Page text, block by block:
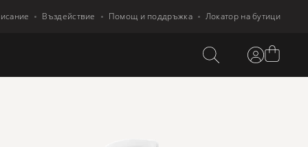
Въздействие Помощ и поддръжка Локатор на бутици